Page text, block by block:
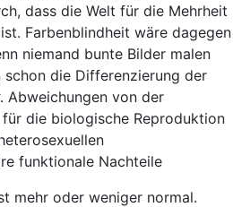
dass die Welt für die Mehrheit
Farbenblindheit wäre dagegen
niemand bunte Bilder malen
die Differenzierung der
Abweichungen von der
die biologische Reproduktion
funktionale Nachteile
mehr oder weniger normal.